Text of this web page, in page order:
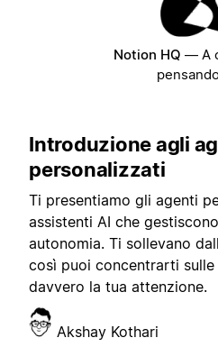
Notion HQ — A
Introduzione agli
personalizzati
Ti presentiamo gli agenti
assistenti AI che
autonomia. Ti sollevano
così puoi concentrarti
davvero la tua attenzione.
Akshay Kothari